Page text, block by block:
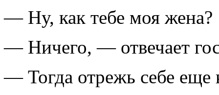
— Ну, как тебе моя жена?
— Ничего, — отвечает
— Тогда отрежь себе еще